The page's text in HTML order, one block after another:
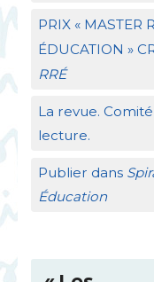
PRIX« MASTER
ÉDUCATION »
RRÉ
La revue.
lecture.
Publier dans
Éducation